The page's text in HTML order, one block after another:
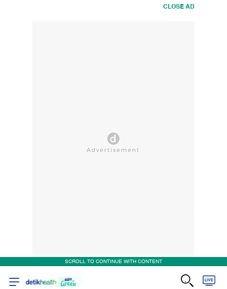
CLOSE AD
SCROLL TO CONTINUE WITH CONTENT